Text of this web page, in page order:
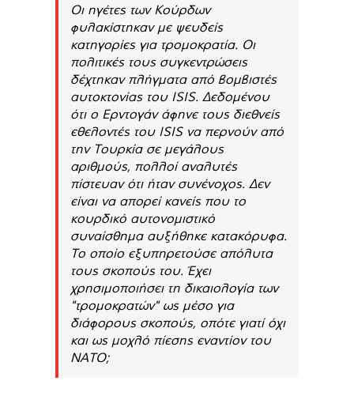
Οι ηγέτες των Κούρδων
φυλακίστηκαν με ψευδείς
κατηγορίες για τρομοκρατία. Οι
πολιτικές τους συγκεντρώσεις
δέχτηκαν πλήγματα από βομβιστές
αυτοκτονίας του ISIS. Δεδομένου
ότι ο Ερντογάν άφηνε τους διεθνείς
εθελοντές του ISIS να περνούν από
την Τουρκία σε μεγάλους
αριθμούς, πολλοί αναλυτές
πίστευαν ότι ήταν συνένοχος. Δεν
είναι να απορεί κανείς που το
κουρδικό αυτονομιστικό
συναίσθημα αυξήθηκε κατακόρυφα.
Το οποίο εξυπηρετούσε απόλυτα
τους σκοπούς του. Έχει
χρησιμοποιήσει τη δικαιολογία των
"τρομοκρατών" ως μέσο για
διάφορους σκοπούς, οπότε γιατί όχι
και ως μοχλό πίεσης εναντίον του
ΝΑΤΟ;